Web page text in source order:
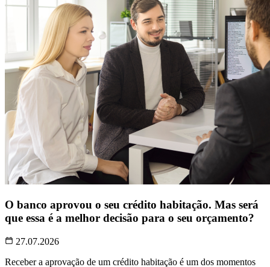
O banco aprovou o seu crédito habitação. Mas será
que essa é a melhor decisão para o seu orçamento?
27.07.2026
Receber a aprovação de um crédito habitação é um dos momentos